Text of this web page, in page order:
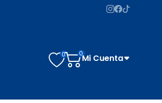
0 0Mi Cuenta